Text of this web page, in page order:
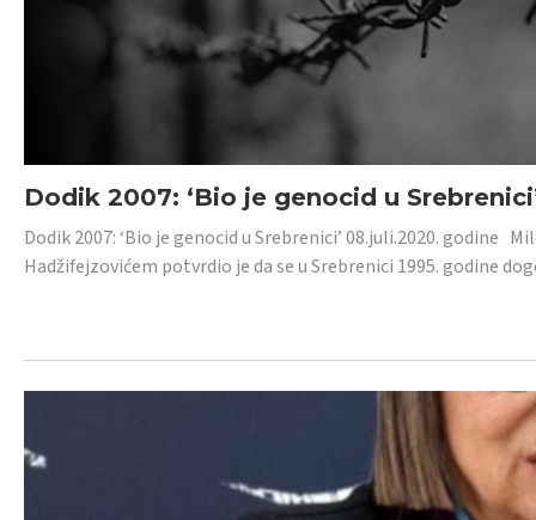
Dodik 2007: ‘Bio je genocid u
Dodik 2007: ‘Bio je genocid u Srebrenici’ 08.juli.2020. godine
Hadžifejzovićem potvrdio je da se u Srebrenici 1995. godine